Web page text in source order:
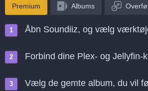
Premium Albums
Åbn Soundiiz, og vælg
Forbind dine Plex- og Jellyfin-
Vælg de gemte album, du vil